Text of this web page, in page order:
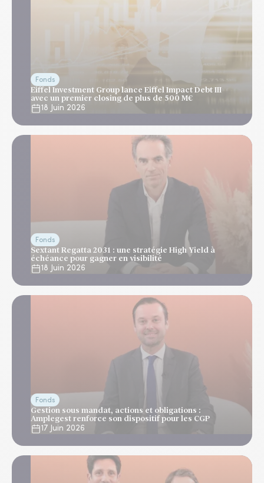
Fonds
Eiffel Investment Group lance Eiffel Impact Debt III
avec un premier closing de plus de 500 M€
18 Juin 2026
Fonds
Sextant Regatta 2031 : une stratégie High Yield à
échéance pour gagner en visibilité
18 Juin 2026
Fonds
Gestion sous mandat, actions et obligations :
Amplegest renforce son dispositif pour les CGP
17 Juin 2026